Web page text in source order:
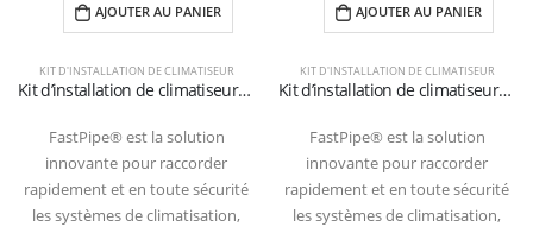
KIT D'INSTALLATION DE CLIMATISEUR
Kit d’installation de climatiseurs muraux avec tuyaux de 3 mètres 1/4″+3/8″SAE
FastPipe® est la solution
innovante pour raccorder
rapidement et en toute sécurité
les systèmes de climatisation,
AJOUTER AU PANIER
KIT D'INSTALLATION DE CLIMATISEUR
Kit d’installation de climatiseurs muraux avec tuyaux de 6 mètres 1/4″+3/8″SAE
FastPipe® est la solution
innovante pour raccorder
rapidement et en toute sécurité
les systèmes de climatisation,
AJOUTER AU PANIER